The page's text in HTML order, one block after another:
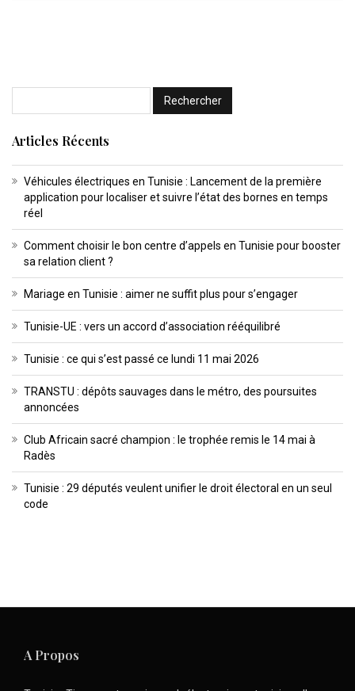
Articles Récents
Véhicules électriques en Tunisie : Lancement de la première
application pour localiser et suivre l’état des bornes en temps
réel
Comment choisir le bon centre d’appels en Tunisie pour booster
sa relation client ?
Mariage en Tunisie : aimer ne suffit plus pour s’engager
Tunisie-UE : vers un accord d’association rééquilibré
Tunisie : ce qui s’est passé ce lundi 11 mai 2026
TRANSTU : dépôts sauvages dans le métro, des poursuites
annoncées
Club Africain sacré champion : le trophée remis le 14 mai à
Radès
Tunisie : 29 députés veulent unifier le droit électoral en un seul
code
A Propos